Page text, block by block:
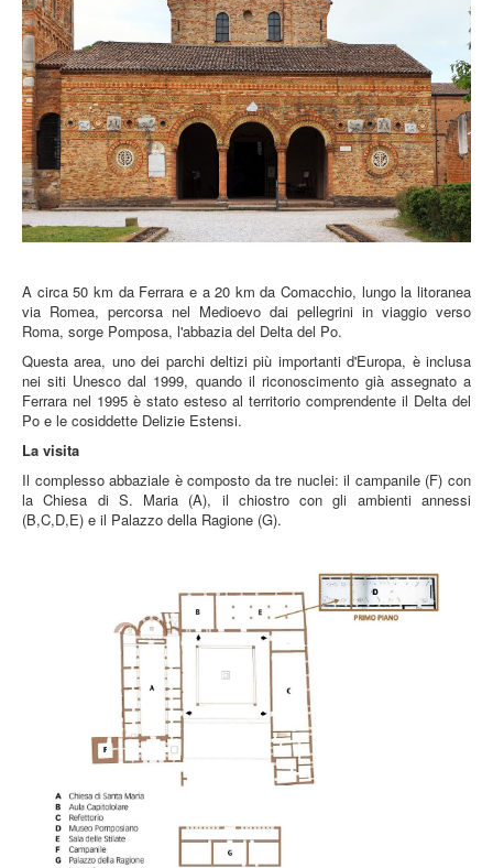
A circa 50 km da Ferrara e a 20 km da Comacchio, lungo la litoranea
via Romea, percorsa nel Medioevo dai pellegrini in viaggio verso
Roma, sorge Pomposa, l'abbazia del Delta del Po.
Questa area, uno dei parchi deltizi più importanti d'Europa, è inclusa
nei siti Unesco dal 1999, quando il riconoscimento già assegnato a
Ferrara nel 1995 è stato esteso al territorio comprendente il Delta del
Po e le cosiddette Delizie Estensi.
La visita
Il complesso abbaziale è composto da tre nuclei: il campanile (F) con
la Chiesa di S. Maria (A), il chiostro con gli ambienti annessi
(B,C,D,E) e il Palazzo della Ragione (G).